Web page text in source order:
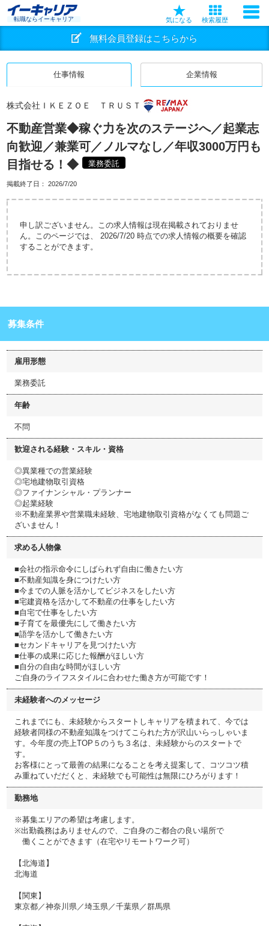
転職ならイーキャリア 気になる 検索履歴
無料会員登録はこちらから
仕事情報 企業情報
株式会社ＩＫＥＺＯＥ ＴＲＵＳＴ
不動産営業◆稼ぐ力を次のステージへ／起業志
向歓迎／兼業可／ノルマなし／年収3000万円も
目指せる！◆
業務委託
掲載終了日： 2026/7/20
申し訳ございません。この求人情報は現在掲載されておりませ
ん。このページでは、 2026/7/20 時点での求人情報の概要を確認
することができます。
募集条件
雇用形態
業務委託
年齢
不問
歓迎される経験・スキル・資格
◎異業種での営業経験
◎宅地建物取引資格
◎ファイナンシャル・プランナー
◎起業経験
※不動産業界や営業職未経験、宅地建物取引資格がなくても問題ご
ざいません！
求める人物像
■会社の指示命令にしばられず自由に働きたい方
■不動産知識を身につけたい方
■今までの人脈を活かしてビジネスをしたい方
■宅建資格を活かして不動産の仕事をしたい方
■自宅で仕事をしたい方
■子育てを最優先にして働きたい方
■語学を活かして働きたい方
■セカンドキャリアを見つけたい方
■仕事の成果に応じた報酬がほしい方
■自分の自由な時間がほしい方
ご自身のライフスタイルに合わせた働き方が可能です！
未経験者へのメッセージ
これまでにも、未経験からスタートしキャリアを積まれて、今では
経験者同様の不動産知識をつけてこられた方が沢山いらっしゃいま
す。今年度の売上TOP５のうち３名は、未経験からのスタートで
す。
お客様にとって最善の結果になることを考え提案して、コツコツ積
み重ねていだだくと、未経験でも可能性は無限にひろがります！
勤務地
※募集エリアの希望は考慮します。
※出勤義務はありませんので、ご自身のご都合の良い場所で
働くことができます（在宅やリモートワーク可）
【北海道】
北海道
【関東】
東京都／神奈川県／埼玉県／千葉県／群馬県